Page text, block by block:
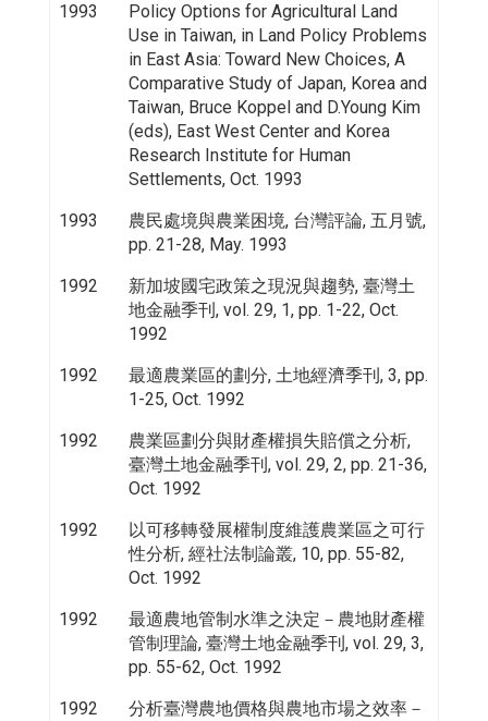
1993
Policy Options for Agricultural Land
Use in Taiwan, in Land Policy Problems
in East Asia: Toward New Choices, A
Comparative Study of Japan, Korea and
Taiwan, Bruce Koppel and D.Young Kim
(eds), East West Center and Korea
Research Institute for Human
Settlements, Oct. 1993
1993
農民處境與農業困境, 台灣評論, 五月號,
pp. 21-28, May. 1993
1992
新加坡國宅政策之現況與趨勢, 臺灣土
地金融季刊, vol. 29, 1, pp. 1-22, Oct.
1992
1992
最適農業區的劃分, 土地經濟季刊, 3, pp.
1-25, Oct. 1992
1992
農業區劃分與財產權損失賠償之分析,
臺灣土地金融季刊, vol. 29, 2, pp. 21-36,
Oct. 1992
1992
以可移轉發展權制度維護農業區之可行
性分析, 經社法制論叢, 10, pp. 55-82,
Oct. 1992
1992
最適農地管制水準之決定－農地財產權
管制理論, 臺灣土地金融季刊, vol. 29, 3,
pp. 55-62, Oct. 1992
1992
分析臺灣農地價格與農地市場之效率－